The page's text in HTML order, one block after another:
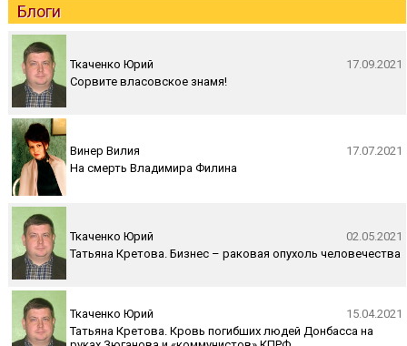
Блоги
Ткаченко Юрий
17.09.2021
Сорвите власовское знамя!
Винер Вилия
17.07.2021
На смерть Владимира Филина
Ткаченко Юрий
02.05.2021
Татьяна Кретова. Бизнес – раковая опухоль человечества
Ткаченко Юрий
15.04.2021
Татьяна Кретова. Кровь погибших людей Донбасса на